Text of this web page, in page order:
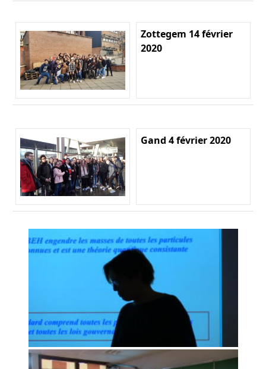
Zottegem 14 février
2020
Gand 4 février 2020